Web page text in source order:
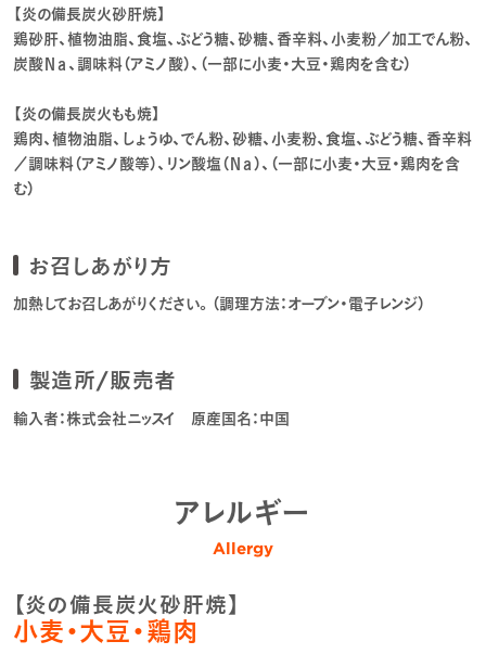
【炎の備長炭火砂肝焼】
鶏砂肝、植物油脂、食塩、ぶどう糖、砂糖、香辛料、小麦粉／加工でん粉、
炭酸Ｎａ、調味料（アミノ酸）、（一部に小麦・大豆・鶏肉を含む）
【炎の備長炭火もも焼】
鶏肉、植物油脂、しょうゆ、でん粉、砂糖、小麦粉、食塩、ぶどう糖、香辛料
／調味料（アミノ酸等）、リン酸塩（Ｎａ）、（一部に小麦・大豆・鶏肉を含
む）
お召しあがり方
加熱してお召しあがりください。（調理方法：オーブン・電子レンジ）
製造所/販売者
輸入者：株式会社ニッスイ 原産国名：中国
アレルギー
Allergy
【炎の備長炭火砂肝焼】
小麦・大豆・鶏肉